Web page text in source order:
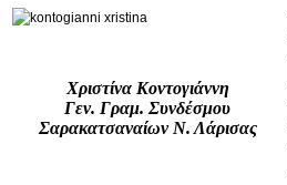
Χριστίνα Κοντογιάννη
Γεν. Γραμ. Συνδέσμου
Σαρακατσαναίων Ν. Λάρισας